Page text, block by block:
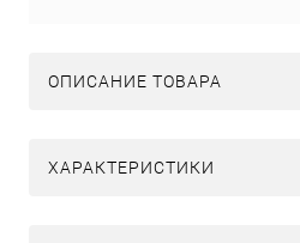
ОПИСАНИЕ ТОВАРА
ХАРАКТЕРИСТИКИ